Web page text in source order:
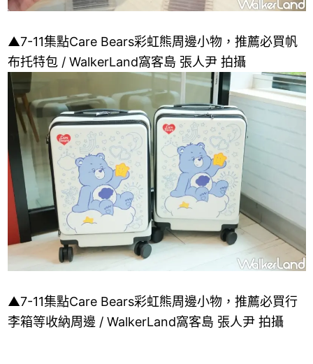
▲7-11集點Care Bears彩虹熊周邊小物，推薦必買帆
布托特包 / WalkerLand窩客島 張人尹 拍攝
▲7-11集點Care Bears彩虹熊周邊小物，推薦必買行
李箱等收納周邊 / WalkerLand窩客島 張人尹 拍攝